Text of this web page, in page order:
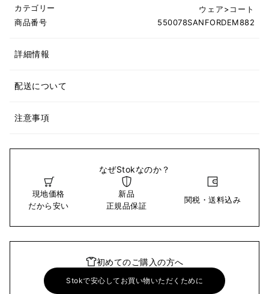
カテゴリー
ウェア>コート
商品番号
550078SANFORDEM882
詳細情報
配送について
注意事項
なぜStokなのか？
現地価格
だから安い
新品
正規品保証
関税・送料込み
初めてのご購入の方へ
Stokで安心してお買い物いただくために